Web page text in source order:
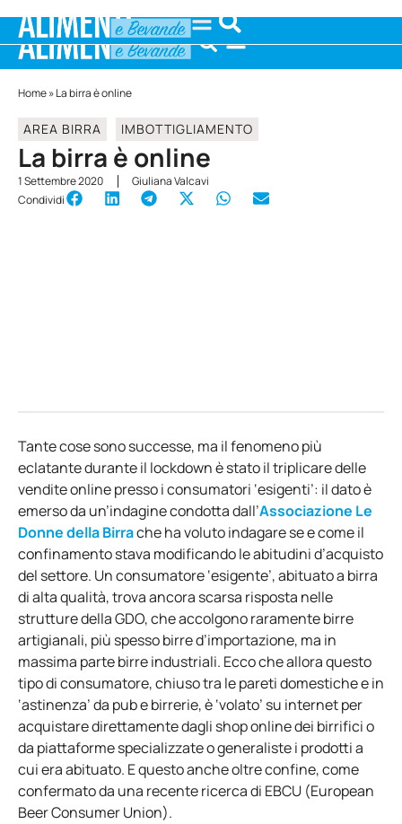
Home»La birra è online
AREA BIRRA IMBOTTIGLIAMENTO
La birra è online
1 Settembre 2020
Giuliana Valcavi
Condividi
Tante cose sono successe, ma il fenomeno più
eclatante durante il lockdown è stato il triplicare delle
vendite online presso i consumatori ‘esigenti’: il dato è
emerso da un’indagine condotta dall’Associazione Le
Donne della Birrache ha voluto indagare se e come il
confinamento stava modificando le abitudini d’acquisto
del settore. Un consumatore ‘esigente’, abituato a birra
di alta qualità, trova ancora scarsa risposta nelle
strutture della GDO, che accolgono raramente birre
artigianali, più spesso birre d’importazione, ma in
massima parte birre industriali. Ecco che allora questo
tipo di consumatore, chiuso tra le pareti domestiche e in
‘astinenza’ da pub e birrerie, è ‘volato’ su internet per
acquistare direttamente dagli shop online dei birrifici o
da piattaforme specializzate o generaliste i prodotti a
cui era abituato. E questo anche oltre confine, come
confermato da una recente ricerca di EBCU (European
Beer Consumer Union).